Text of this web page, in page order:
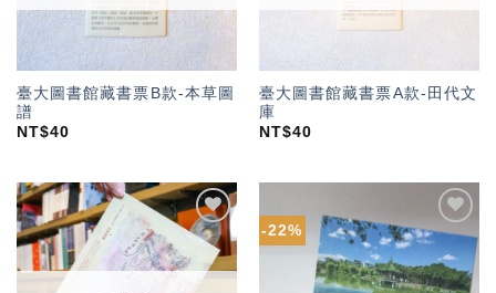
臺大圖書館藏書票B款-本草圖
譜
NT$40
臺大圖書館藏書票A款-田代文
庫
NT$40
加入
「願
望輕
單」
-22%
加入
「願
望輕
單」